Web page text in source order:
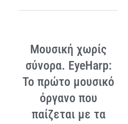
Μουσική χωρίς
σύνορα. EyeHarp:
Το πρώτο μουσικό
όργανο που
παίζεται με τα